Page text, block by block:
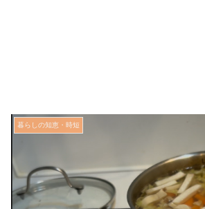
暮らしの知恵・時短